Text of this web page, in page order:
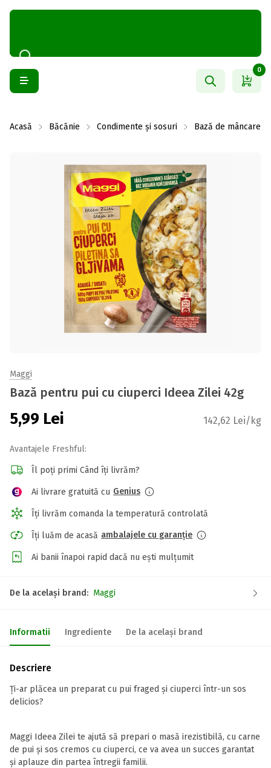
0
Acasă Băcănie Condimente și sosuri Bază de mâncare
Maggi
Bază pentru pui cu ciuperci Ideea Zilei 42g
5,99 Lei 142,62 Lei/kg
Avantajele Freshful:
Îl poți primi Când îți livrăm?
Ai livrare gratuită cu Genius
Îți livrăm comanda la temperatură controlată
Îți luăm de acasă ambalajele cu garanție
Ai banii înapoi rapid dacă nu ești mulțumit
De la același brand: Maggi
Informatii Ingrediente De la același brand
Descriere
Ți-ar plăcea un preparat cu pui fraged și ciuperci într-un sos
delicios?
Maggi Ideea Zilei te ajută să prepari o masă irezistibilă, cu carne
de pui și sos cremos cu ciuperci, ce va avea un succes garantat
și aplauze din partea întregii familii.